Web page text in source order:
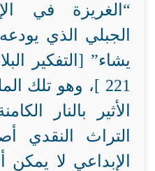
“الغريزة في
الجبلي الذي
يشاء” [التفكير
221
]، وهو تلك
الأثير بالنار
التراث النقدي
الإبداعي لا